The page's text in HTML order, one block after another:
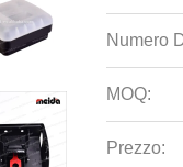
Numero
MOQ:
Prezzo: